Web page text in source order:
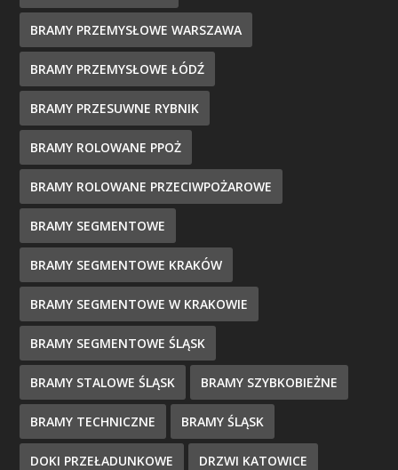
BRAMY PRZEMYSŁOWE WARSZAWA
BRAMY PRZEMYSŁOWE ŁÓDŹ
BRAMY PRZESUWNE RYBNIK
BRAMY ROLOWANE PPOŻ
BRAMY ROLOWANE PRZECIWPOŻAROWE
BRAMY SEGMENTOWE
BRAMY SEGMENTOWE KRAKÓW
BRAMY SEGMENTOWE W KRAKOWIE
BRAMY SEGMENTOWE ŚLĄSK
BRAMY STALOWE ŚLĄSK BRAMY SZYBKOBIEŻNE
BRAMY TECHNICZNE BRAMY ŚLĄSK
DOKI PRZEŁADUNKOWE DRZWI KATOWICE